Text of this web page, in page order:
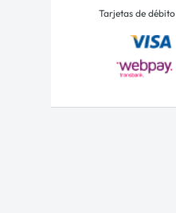
Tarjetas de débito